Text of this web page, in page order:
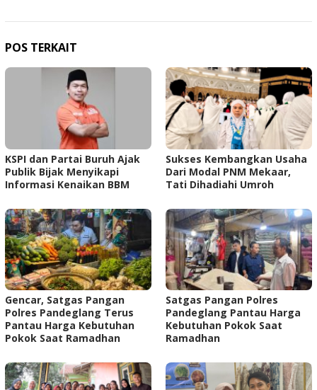
POS TERKAIT
KSPI dan Partai Buruh Ajak
Publik Bijak Menyikapi
Informasi Kenaikan BBM
Sukses Kembangkan Usaha
Dari Modal PNM Mekaar,
Tati Dihadiahi Umroh
‎Gencar, Satgas Pangan
Polres Pandeglang Terus
Pantau Harga Kebutuhan
Pokok Saat Ramadhan
Satgas Pangan Polres
Pandeglang Pantau Harga
Kebutuhan Pokok Saat
Ramadhan ‎ ‎